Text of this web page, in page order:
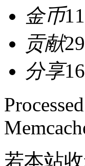
金币
贡献
分享
若本站